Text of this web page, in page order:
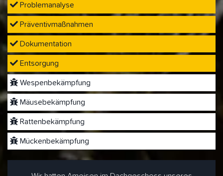
Problemanalyse
Präventivmaßnahmen
Dokumentation
Entsorgung
Wespenbekämpfung
Mäusebekämpfung
Rattenbekämpfung
Mückenbekämpfung